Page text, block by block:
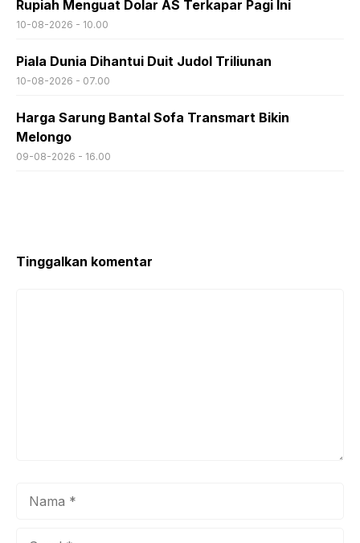
Rupiah Menguat Dolar AS Terkapar Pagi Ini
10-08-2026 - 10.00
Piala Dunia Dihantui Duit Judol Triliunan
10-08-2026 - 07.00
Harga Sarung Bantal Sofa Transmart Bikin
Melongo
09-08-2026 - 16.00
Tinggalkan komentar